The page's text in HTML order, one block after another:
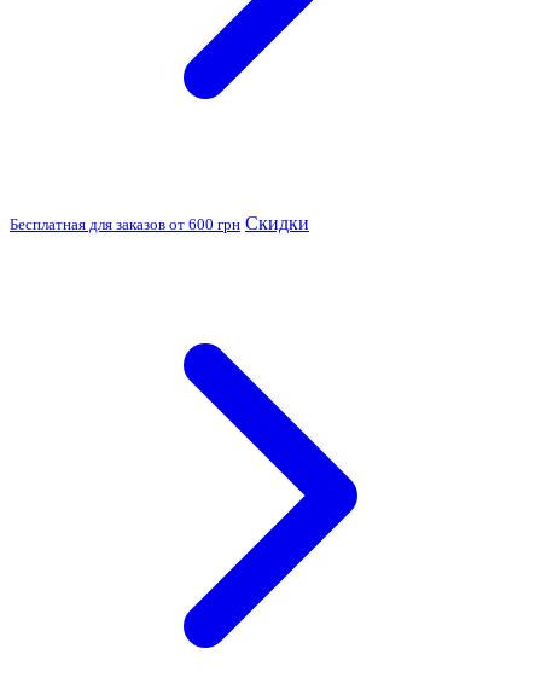
Бесплатная для заказов от 600 грн Скидки